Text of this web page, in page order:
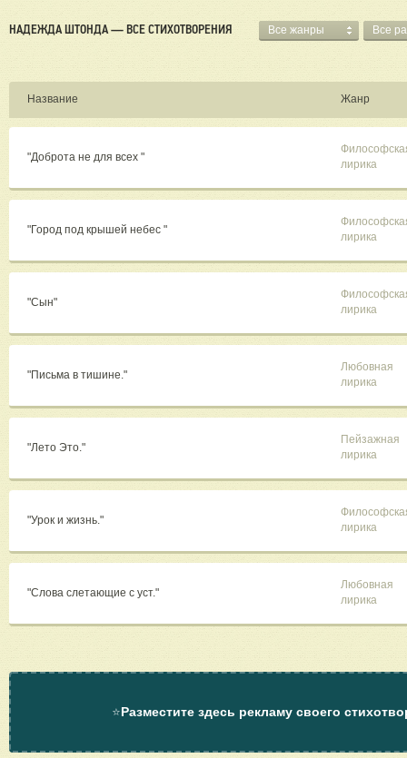
НАДЕЖДА ШТОНДА — ВСЕ СТИХОТВОРЕНИЯ Все жанры Все
Название Жанр
"Доброта не для всех "
лирика
"Город под крышей небес "
лирика
"Сын"
лирика
"Письма в тишине."
Любовная
лирика
"Лето Это."
Пейзажная
лирика
"Урок и жизнь."
лирика
"Слова слетающие с уст."
Любовная
лирика
⭐Разместите здесь рекламу своего